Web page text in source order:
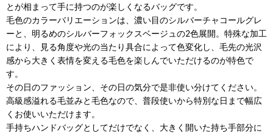
とが相まって手に持つのが楽しくなるバッグです。
毛色のカラーバリエーションは、濃い目のシルバーチャコールグレ
ーと、明るめのシルバーフォックスベージュの2色展開。特殊な加工
により、見る角度や光の当たり具合によって色変化し、毛先の光沢
感から大きく表情を変える毛色を楽しんでいただけるのが特色で
す。
その日のファッション、その日の気分で是非使い分けてください。
高級感溢れる毛並みと毛色なので、普段使いから特別な日まで幅広
くお使いいただけます。
手持ちハンドバッグとしてだけでなく、大きく開いた持ち手部分に